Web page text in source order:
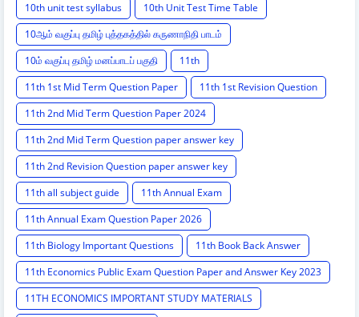
10th unit test syllabus
10th Unit Test Time Table
10ஆம் வகுப்பு தமிழ் புத்தகத்தில் கருணாநிதி பாடம்
10ம் வகுப்பு தமிழ் மனப்பாடப் பகுதி
11th
11th 1st Mid Term Question Paper
11th 1st Revision Question
11th 2nd Mid Term Question Paper 2024
11th 2nd Mid Term Question paper answer key
11th 2nd Revision Question paper answer key
11th all subject guide
11th Annual Exam
11th Annual Exam Question Paper 2026
11th Biology Important Questions
11th Book Back Answer
11th Economics Public Exam Question Paper and Answer Key 2023
11TH ECONOMICS IMPORTANT STUDY MATERIALS